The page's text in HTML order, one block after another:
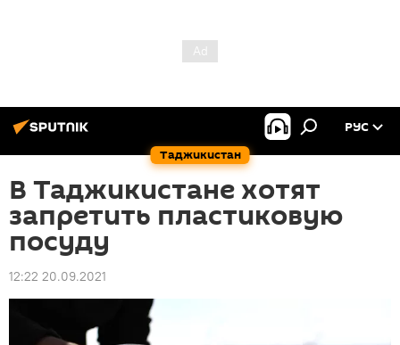
Таджикистан
РУС
В Таджикистане хотят
запретить пластиковую
посуду
12:22 20.09.2021